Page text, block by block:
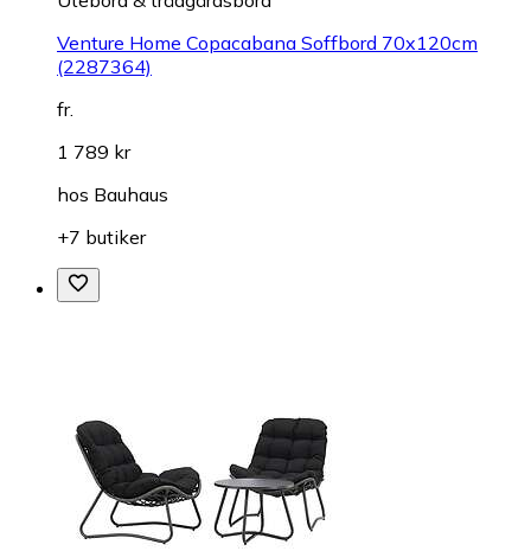
Venture Home Copacabana Soffbord 70x120cm
(2287364)
fr.
1 789 kr
hos Bauhaus
+7 butiker